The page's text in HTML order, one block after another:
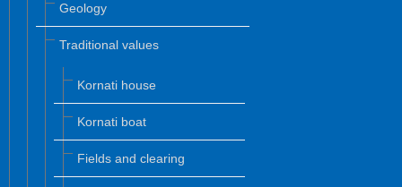
Geology
Traditional values
Kornati house
Kornati boat
Fields and clearing